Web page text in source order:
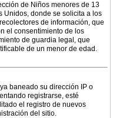
de Niños menores de 13
Unidos, donde se solicita a los
de información, que
el consentimiento de los
de guardia legal, que
de un menor de edad.
baneado su dirección IP o
registrarse, esté
el registro de nuevos
del sitio.